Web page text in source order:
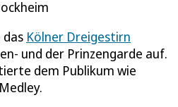
Kölner Dreigestirn
und der Prinzengarde auf.
dem Publikum wie